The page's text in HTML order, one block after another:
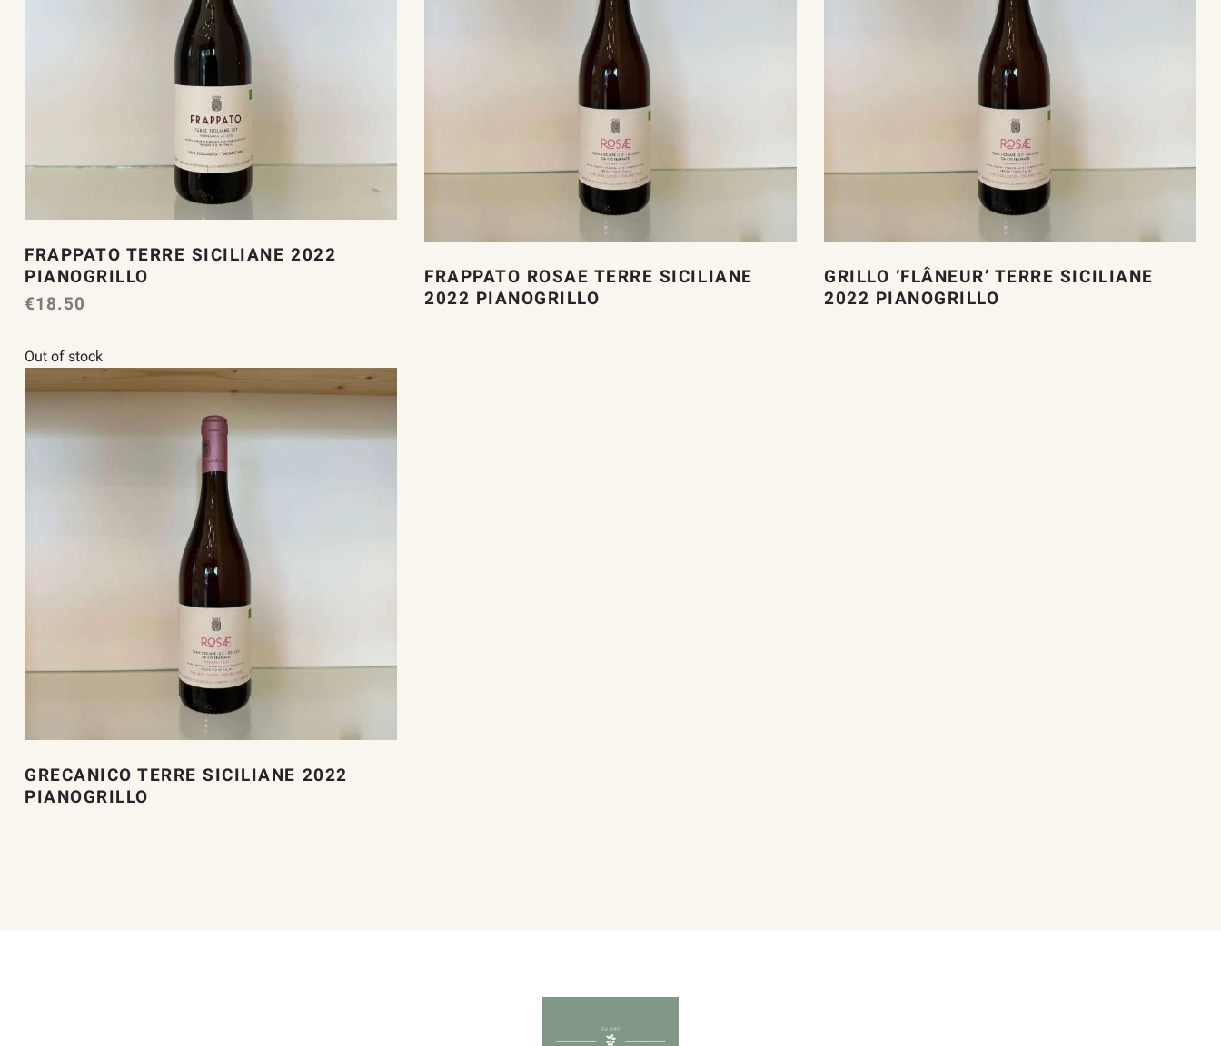
FRAPPATO TERRE SICILIANE 2022
PIANOGRILLO
€18.50
FRAPPATO ROSAE TERRE SICILIANE
2022 PIANOGRILLO
GRILLO ‘FLÂNEUR’ TERRE SICILIANE
2022 PIANOGRILLO
Out of stock
GRECANICO TERRE SICILIANE 2022
PIANOGRILLO